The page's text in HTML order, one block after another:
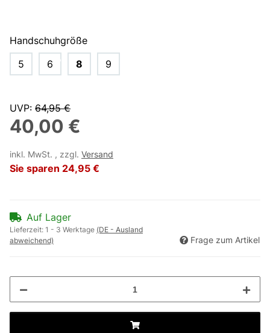
Handschuhgröße
5
6 8 9
UVP: 64,95 €
40,00 €
inkl. MwSt. , zzgl. Versand
Sie sparen 24,95 €
Auf Lager
Lieferzeit: 1 - 3 Werktage (DE - Ausland
abweichend)
Frage zum Artikel